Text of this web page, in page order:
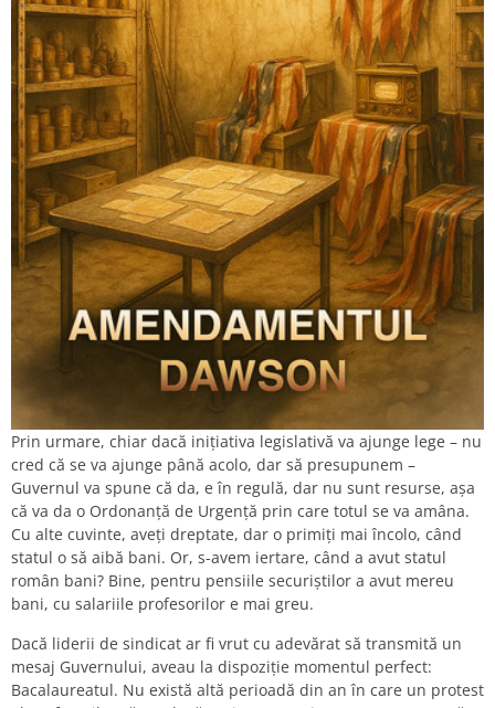
Prin urmare, chiar dacă inițiativa legislativă va ajunge lege – nu
cred că se va ajunge până acolo, dar să presupunem –
Guvernul va spune că da, e în regulă, dar nu sunt resurse, așa
că va da o Ordonanță de Urgență prin care totul se va amâna.
Cu alte cuvinte, aveți dreptate, dar o primiți mai încolo, când
statul o să aibă bani. Or, s-avem iertare, când a avut statul
român bani? Bine, pentru pensiile securiștilor a avut mereu
bani, cu salariile profesorilor e mai greu.
Dacă liderii de sindicat ar fi vrut cu adevărat să transmită un
mesaj Guvernului, aveau la dispoziție momentul perfect:
Bacalaureatul. Nu există altă perioadă din an în care un protest